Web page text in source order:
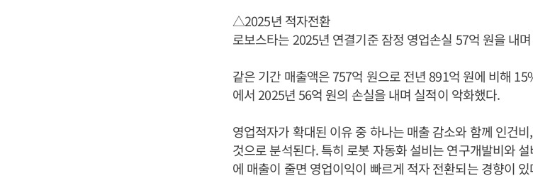
△2025년 적자전환
로보스타는 2025년 연결기준 잠정 영업손실 57억 원을 내
같은 기간 매출액은 757억 원으로 전년 891억 원에 비해
에서 2025년 56억 원의 손실을 내며 실적이 악화했다.
영업적자가 확대된 이유 중 하나는 매출 감소와 함께 인건
것으로 분석된다. 특히 로봇 자동화 설비는 연구개발비와
에 매출이 줄면 영업이익이 빠르게 적자 전환되는 경향이 있